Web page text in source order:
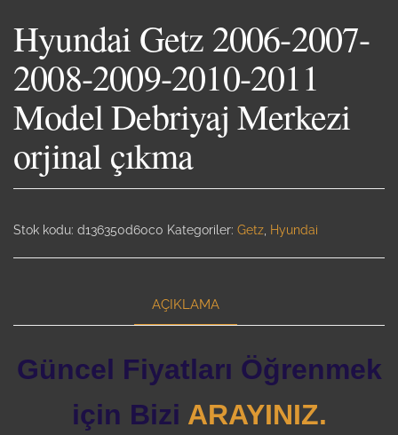
Hyundai Getz 2006-2007-
2008-2009-2010-2011
Model Debriyaj Merkezi
orjinal çıkma
Stok kodu: d136350d60c0 Kategoriler: Getz Hyundai
AÇIKLAMA
Güncel Fiyatları Öğrenmek
için Bizi ARAYINIZ.